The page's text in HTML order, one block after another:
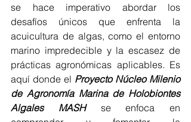
se hace imperativo abordar los
desafíos únicos que enfrenta la
acuicultura de algas, como el entorno
marino impredecible y la escasez de
prácticas agronómicas aplicables. Es
aquí donde el Proyecto Núcleo Milenio
de Agronomía Marina de Holobiontes
Algales MASH se enfoca en